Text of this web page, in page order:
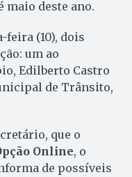
maio deste ano.
(10), dois
um ao
Edilberto Castro
de Trânsito,
que o
Online, o
de possíveis